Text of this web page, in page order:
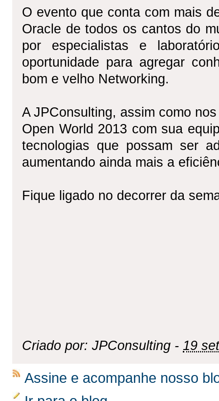
O evento que conta com mais
Oracle de todos os cantos do
por especialistas e
oportunidade para agregar
bom e velho Networking.
A JPConsulting, assim como
Open World 2013 com sua
tecnologias que possam ser
aumentando ainda mais a
Fique ligado no decorrer da
Criado por: JPConsulting - 19
Assine e acompanhe nosso